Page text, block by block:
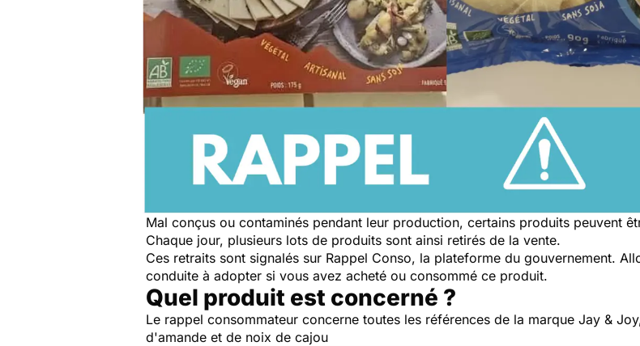
Mal conçus ou contaminés pendant leur production, certains produits peuvent
Chaque jour, plusieurs lots de produits sont ainsi retirés de la vente.
Ces retraits sont signalés sur Rappel Conso, la plateforme du gouvernement.
conduite à adopter si vous avez acheté ou consommé ce produit.
Quel produit est concerné ?
Le rappel consommateur concerne toutes les références de la marque Jay &
d'amande et de noix de cajou